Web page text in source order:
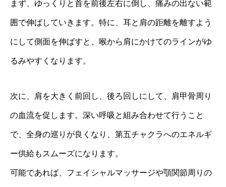
まず、ゆっくりと首を前後左右に倒し、痛みの出ない範
囲で伸ばしていきます。特に、耳と肩の距離を離すよう
にして側面を伸ばすと、喉から肩にかけてのラインがゆ
るみやすくなります。
次に、肩を大きく前回し、後ろ回しにして、肩甲骨周り
の血流を促します。深い呼吸と組み合わせて行うこと
で、全身の巡りが良くなり、第五チャクラへのエネルギ
ー供給もスムーズになります。
可能であれば、フェイシャルマッサージや顎関節周りの